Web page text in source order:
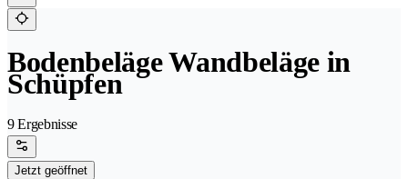
Bodenbeläge Wandbeläge in
Schüpfen
9 Ergebnisse
Jetzt geöffnet